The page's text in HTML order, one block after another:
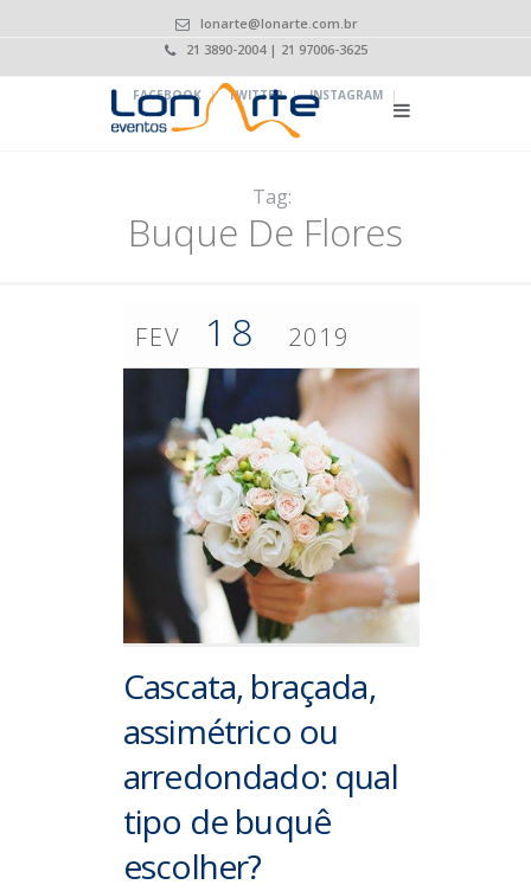
lonarte@lonarte.com.br
21 3890-2004 | 21 97006-3625
FACEBOOK | TWITTER | INSTAGRAM |
Tag:
Buque De Flores
FEV 18 2019
Cascata, braçada,
assimétrico ou
arredondado: qual
tipo de buquê
escolher?